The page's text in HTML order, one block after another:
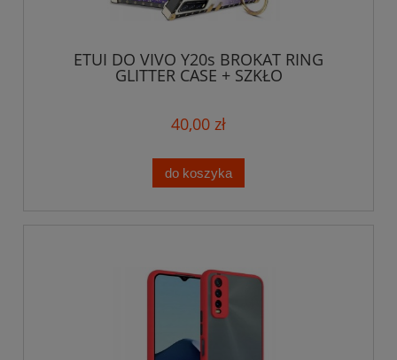
ETUI DO VIVO Y20s BROKAT RING
GLITTER CASE + SZKŁO
40,00 zł
do koszyka